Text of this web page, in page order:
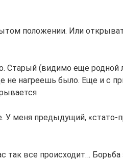
положении. Или
Старый (видимо еще родной
не нагреешь было. Еще и с
У меня предыдущий, «стато-
все происходит… Борьба